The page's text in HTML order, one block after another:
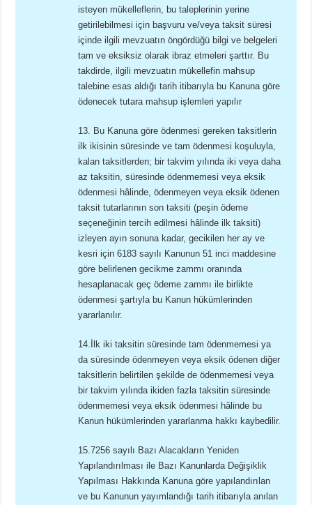
isteyen mükelleflerin, bu taleplerinin yerine
getirilebilmesi için başvuru ve/veya taksit süresi
içinde ilgili mevzuatın öngördüğü bilgi ve belgeleri
tam ve eksiksiz olarak ibraz etmeleri şarttır. Bu
takdirde, ilgili mevzuatın mükellefin mahsup
talebine esas aldığı tarih itibarıyla bu Kanuna göre
ödenecek tutara mahsup işlemleri yapılır
13. Bu Kanuna göre ödenmesi gereken taksitlerin
ilk ikisinin süresinde ve tam ödenmesi koşuluyla,
kalan taksitlerden; bir takvim yılında iki veya daha
az taksitin, süresinde ödenmemesi veya eksik
ödenmesi hâlinde, ödenmeyen veya eksik ödenen
taksit tutarlarının son taksiti (peşin ödeme
seçeneğinin tercih edilmesi hâlinde ilk taksiti)
izleyen ayın sonuna kadar, gecikilen her ay ve
kesri için 6183 sayılı Kanunun 51 inci maddesine
göre belirlenen gecikme zammı oranında
hesaplanacak geç ödeme zammı ile birlikte
ödenmesi şartıyla bu Kanun hükümlerinden
yararlanılır.
14.İlk iki taksitin süresinde tam ödenmemesi ya
da süresinde ödenmeyen veya eksik ödenen diğer
taksitlerin belirtilen şekilde de ödenmemesi veya
bir takvim yılında ikiden fazla taksitin süresinde
ödenmemesi veya eksik ödenmesi hâlinde bu
Kanun hükümlerinden yararlanma hakkı kaybedilir.
15.7256 sayılı Bazı Alacakların Yeniden
Yapılandırılması ile Bazı Kanunlarda Değişiklik
Yapılması Hakkında Kanuna göre yapılandırılan
ve bu Kanunun yayımlandığı tarih itibarıyla anılan